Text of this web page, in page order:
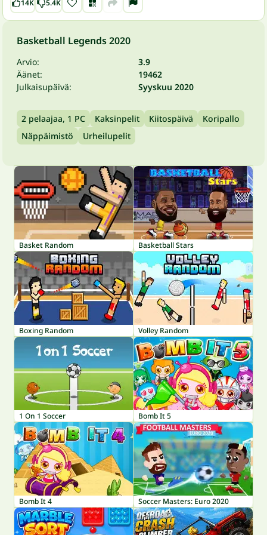
14K 5.4K
Basketball Legends 2020
Arvio:
3.9
Äänet:
19462
Julkaisupäivä:
Syyskuu 2020
2 pelaajaa, 1 PC Kaksinpelit Kiitospäivä
Koripallo
Näppäimistö
Urheilupelit
Basket Random Basketball Stars
Boxing Random Volley Random
1 On 1 Soccer Bomb It 5
Bomb It 4 Soccer Masters: Euro 2020